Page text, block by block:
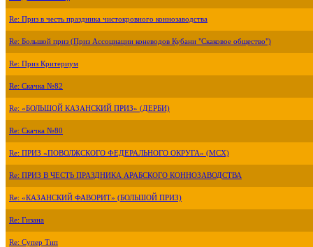
Re: Приз в честь праздника чистокровного коннозаводства
Re: Большой приз (Приз Ассоциации коневодов Кубани "Скаковое общество")
Re: Приз Критериум
Re: Скачка №82
Re: «БОЛЬШОЙ КАЗАНСКИЙ ПРИЗ» (ДЕРБИ)
Re: Скачка №80
Re: ПРИЗ «ПОВОЛЖСКОГО ФЕДЕРАЛЬНОГО ОКРУГА» (МСХ)
Re: ПРИЗ В ЧЕСТЬ ПРАЗДНИКА АРАБСКОГО КОННОЗАВОДСТВА
Re: «КАЗАНСКИЙ ФАВОРИТ» (БОЛЬШОЙ ПРИЗ)
Re: Гизана
Re: Супер Тип